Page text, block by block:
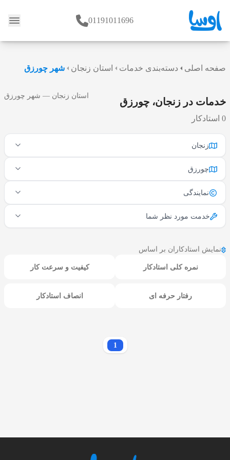
وبلاگ 01191011696
صفحه اصلی دسته‌بندی خدمات استان زنجان شهر چورزق
خدمات در زنجان، چورزق
0 استادکار
استان زنجان — شهر چورزق
زنجان
چورزق
نمایندگی
خدمت مورد نظر شما
نمایش استادکاران بر اساس
نمره کلی استادکار کیفیت و سرعت کار
رفتار حرفه ای انصاف استادکار
1